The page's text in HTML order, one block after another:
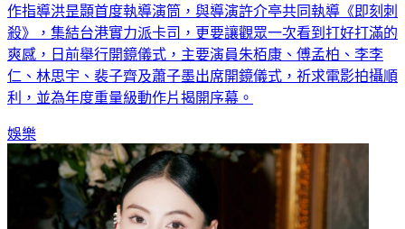
作指導洪昰顥首度執導演筒，與導演許介亭共同執導《即刻刺
殺》，集結台港實力派卡司，更要讓觀眾一次看到打好打滿的
爽感，日前舉行開鏡儀式，主要演員朱栢康、傅孟柏、李李
仁、林思宇、裴子齊及蕭子墨出席開鏡儀式，祈求電影拍攝順
利，並為年度重量級動作片揭開序幕。
娛樂